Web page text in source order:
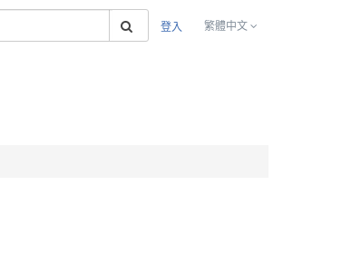
搜索
登入 繁體中文